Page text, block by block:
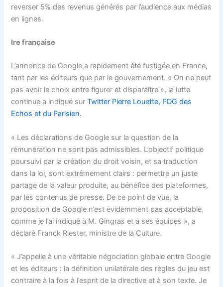
reverser 5% des revenus générés par l’audience aux médias
en lignes.
Ire française
L’annonce de Google a rapidement été fustigée en France,
tant par les éditeurs que par le gouvernement. « On ne peut
pas avoir le choix entre figurer et disparaître », la lutte
continue a indiqué surTwitter Pierre Louette, PDG des
Echos et du Parisien.
« Les déclarations de Google sur la question de la
rémunération ne sont pas admissibles. L’objectif politique
poursuivi par la création du droit voisin, et sa traduction
dans la loi, sont extrêmement clairs : permettre un juste
partage de la valeur produite, au bénéfice des plateformes,
par les contenus de presse. De ce point de vue, la
proposition de Google n’est évidemment pas acceptable,
comme je l’ai indiqué à M. Gingras et à ses équipes », a
déclaré Franck Riester, ministre de la Culture.
« J’appelle à une véritable négociation globale entre Google
et les éditeurs : la définition unilatérale des règles du jeu est
contraire à la fois à l’esprit de la directive et à son texte. Je